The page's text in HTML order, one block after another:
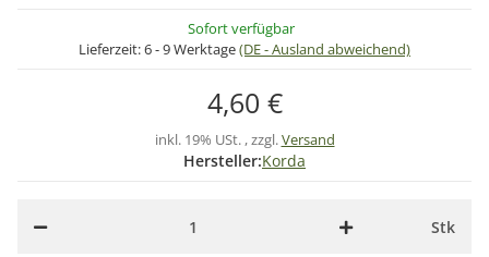
Sofort verfügbar
Lieferzeit:6 - 9 Werktage(DE - Ausland abweichend)
4,60 €
inkl. 19% USt. , zzgl.Versand
Hersteller:Korda
Stk